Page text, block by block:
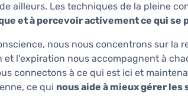
ailleurs. Les techniques de la pleine
et à percevoir activement ce qui se
nous nous concentrons sur la
l'expiration nous accompagnent à
connectons à ce qui est ici et
ce qui nous aide à mieux gérer